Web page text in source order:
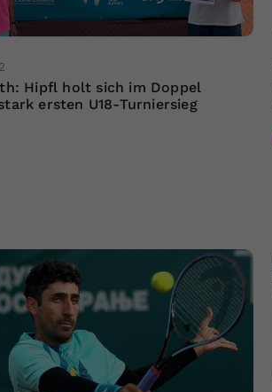
Hipfl holt sich im Doppel
ersten U18-Turniersieg